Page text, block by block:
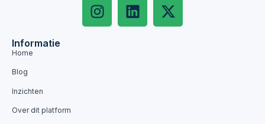
Informatie
Home
Blog
Inzichten
Over dit platform